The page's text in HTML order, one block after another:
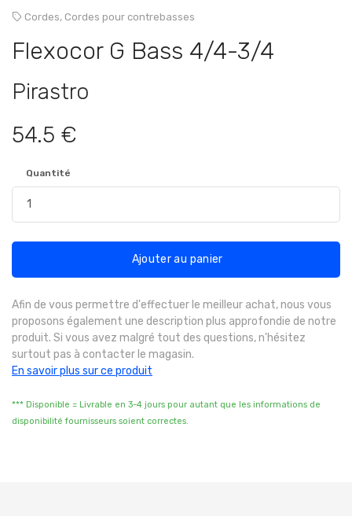
Cordes, Cordes pour contrebasses
Flexocor G Bass 4/4-3/4
Pirastro
54.5 €
Quantité
Ajouter au panier
Afin de vous permettre d'effectuer le meilleur achat, nous vous
proposons également une description plus approfondie de notre
produit. Si vous avez malgré tout des questions, n'hésitez
surtout pas à contacter le magasin.
En savoir plus sur ce produit
*** Disponible = Livrable en 3-4 jours pour autant que les informations de
disponibilité fournisseurs soient correctes.